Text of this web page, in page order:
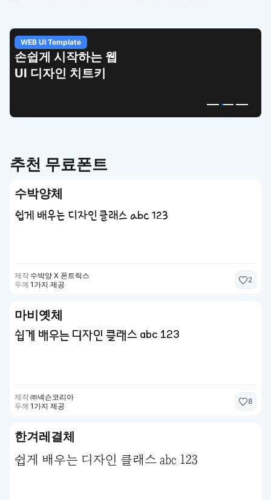
WEB UI Template
손쉽게 시작하는 웹
UI 디자인 치트키
추천 무료폰트
수박양체
쉽게 배우는 디자인 클래스 abc 123
제작 수박양 X 폰트릭스
두께 1가지 제공
2
마비옛체
쉽게 배우는 디자인 클래스 abc 123
제작㈜넥슨코리아
두께 1가지 제공
8
한겨레결체
쉽게 배우는 디자인 클래스 abc 123